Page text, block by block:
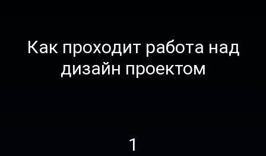
Как проходит работа над
дизайн проектом
1